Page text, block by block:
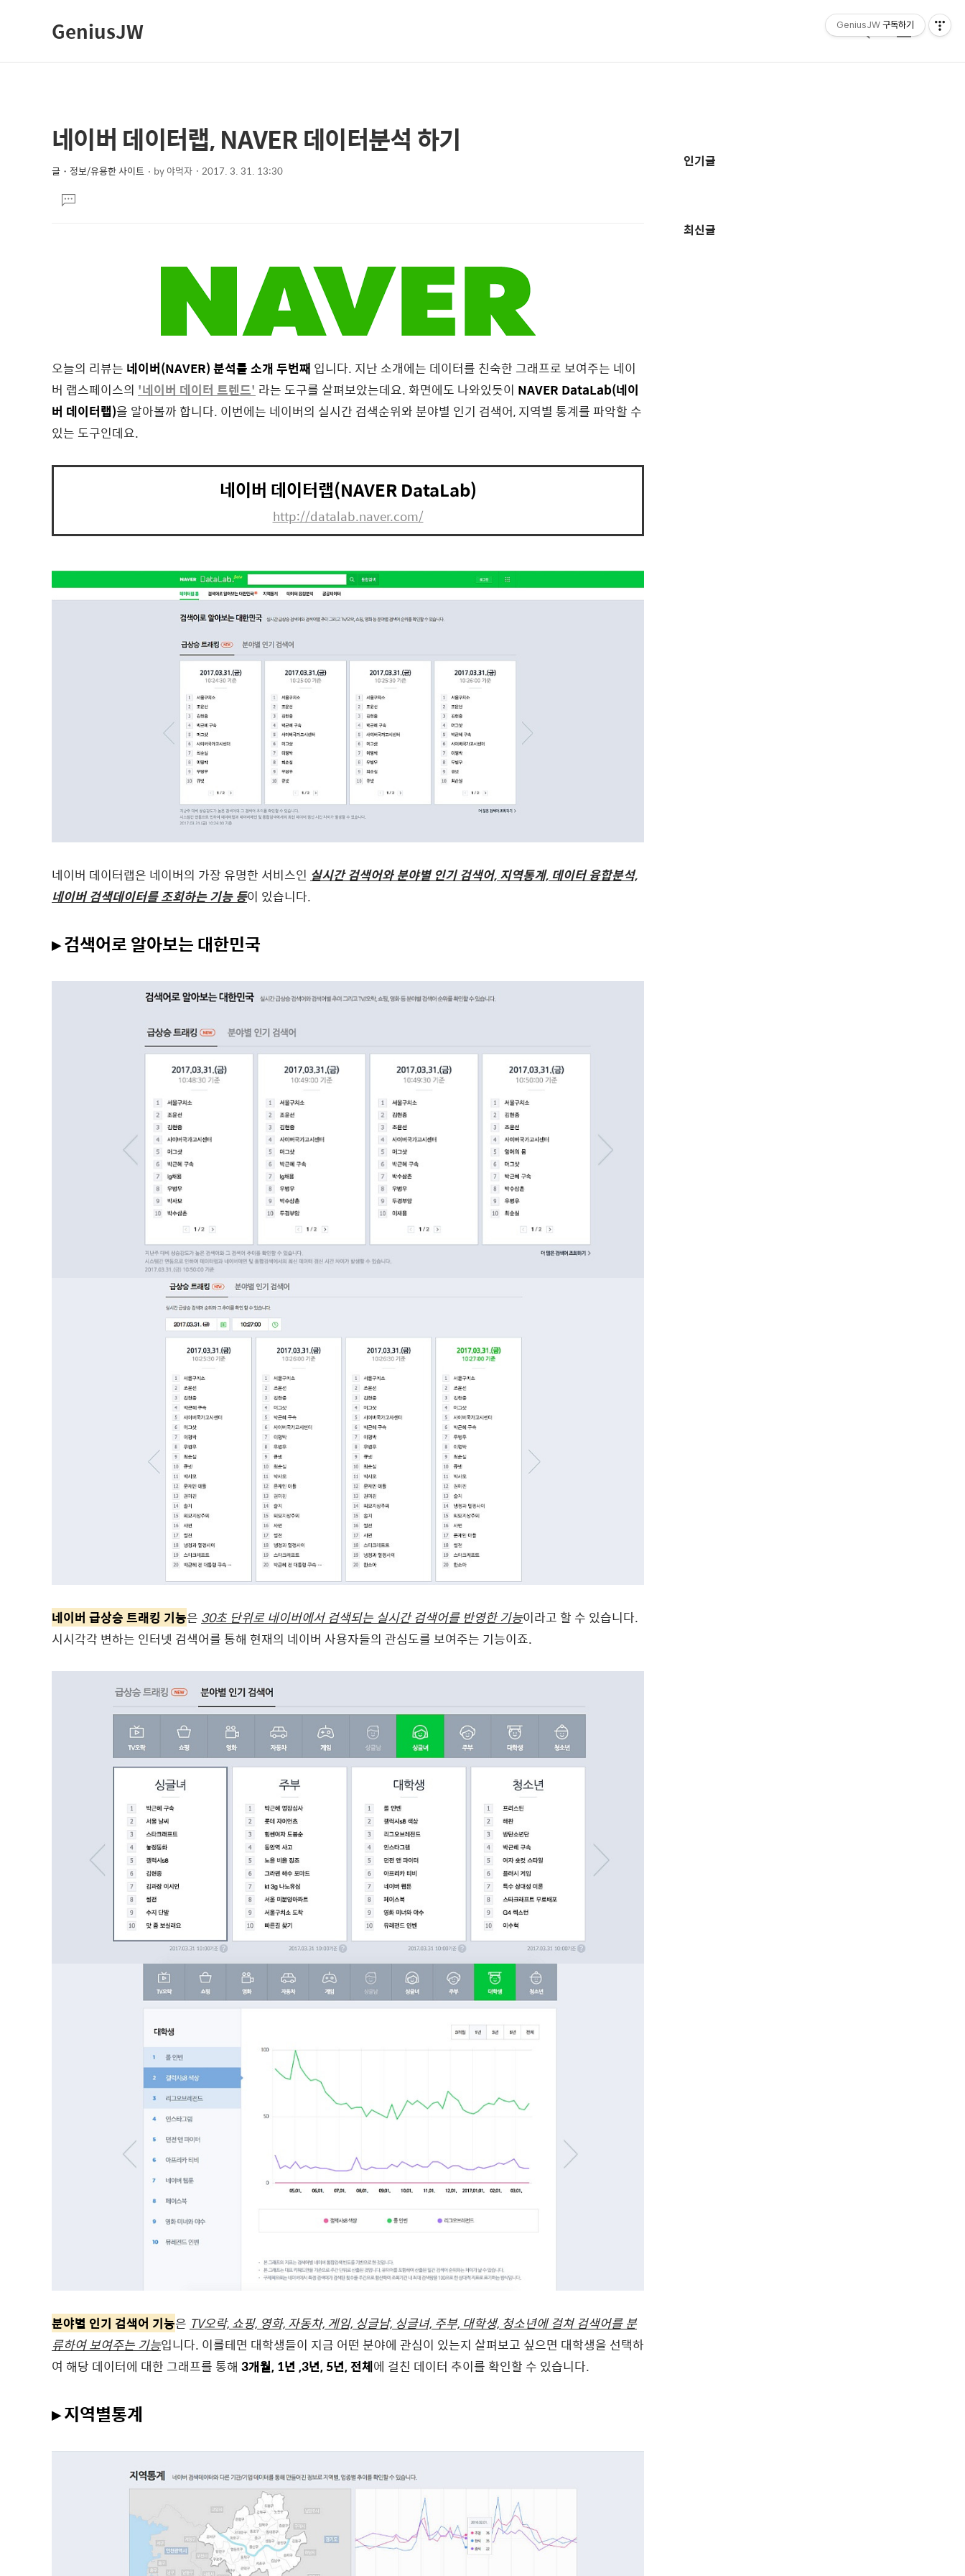
GeniusJW
검
메
상
컨
텐
본
문
제
네이버 데이터랩, NAVER 데이터분석 하기
글・정보/유용한 사이트 by야먹자 2017. 3. 31. 13:30
문댓
글
오늘의 리뷰는 네이버(NAVER)분석툴 소개 두번째 입니다. 지난 소개에는 데이터를 친숙한 그래프로 보여주는 네이
버 랩스페이스의 '네이버 데이터 트렌드' 라는 도구를 살펴보았는데요. 화면에도 나와있듯이 NAVER DataLab(네이
버 데이터랩)을 알아볼까 합니다. 이번에는 네이버의 실시간 검색순위와 분야별 인기 검색어, 지역별 통계를 파악할 수
있는 도구인데요.
네이버 데이터랩(NAVER DataLab)
http://datalab.naver.com/
네이버 데이터랩은 네이버의 가장 유명한 서비스인 실시간 검색어와 분야별 인기 검색어, 지역통계, 데이터 융합분석,
네이버 검색데이터를 조회하는 기능 등이 있습니다.
▸ 검색어로 알아보는 대한민국
네이버 급상승 트래킹 기능은 30초 단위로 네이버에서 검색되는 실시간 검색어를 반영한 기능이라고 할 수 있습니다.
시시각각 변하는 인터넷 검색어를 통해 현재의 네이버 사용자들의 관심도를 보여주는 기능이죠.
분야별 인기 검색어 기능은 TV오락, 쇼핑, 영화, 자동차, 게임, 싱글남, 싱글녀, 주부, 대학생, 청소년에 걸쳐 검색어를 분
류하여 보여주는 기능입니다. 이를테면 대학생들이 지금 어떤 분야에 관심이 있는지 살펴보고 싶으면 대학생을 선택하
여 해당 데이터에 대한 그래프를 통해 3개월, 1년 ,3년, 5년, 전체에 걸친 데이터 추이를 확인할 수 있습니다.
▸ 지역별통계
가
인기글
최신글
GeniusJW 구독하기